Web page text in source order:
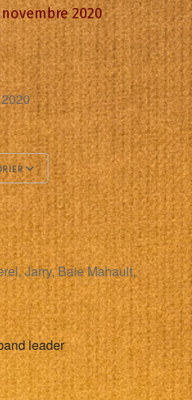
novembre 2020
2020
Calendrier Google
Jarry, Baie Mahault,
leader